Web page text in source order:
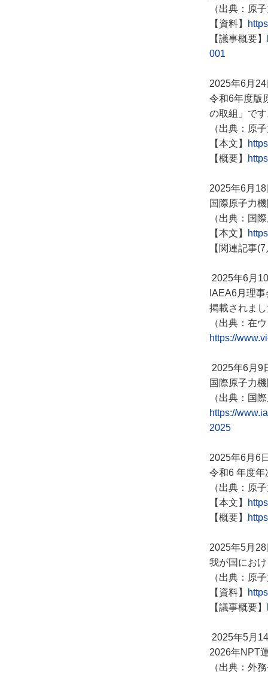
（出典：原
【資料】
【議事概要】
001
2025年6月24
令和6年度版
の取組」で
（出典：原
【本文】
【概要】
2025年6月18
国際原子力
（出典：国
​【本文】
【関連記事
2025年6月
IAEA6月理
掲載されま
（出典：在
https://
2025年6月9
国際原子力
（出典：国
https://
2025
2025年6月6
令和6 年度
（出典：原
【本文】
【概要】
2025年5月28
我が国にお
（出典：原
【資料】
【議事概要】
2025年5月
2026年NPT
（出典：外